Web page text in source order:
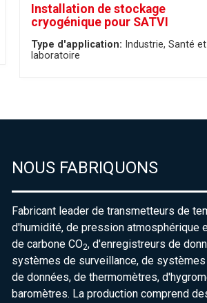
Installation de stockage
cryogénique pour SATVI
Type d'application: Industrie Santé et
laboratoire
NOUS FABRIQUONS
Fabricant leader de transmetteurs de
d'humidité, de pression atmosphérique
de carbone CO2, d'enregistreurs de
systèmes de surveillance, de
de données, de thermomètres,
baromètres. La production comprend